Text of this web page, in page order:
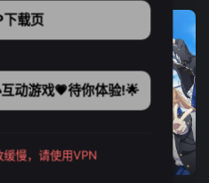
集全
载页
动游戏💗待你体验!🌟
缓慢，请使用VPN